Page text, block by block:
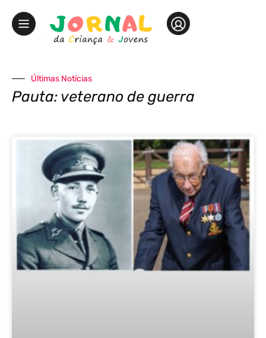
Últimas Notícias
Pauta: veterano de guerra